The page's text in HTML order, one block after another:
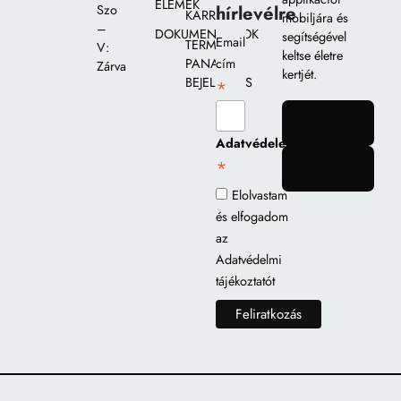
Szo
–
V:
Zárva
ELEMEK
DOKUMENTUMOK
KARRIER
TERMÉK
PANASZ
BEJELENTÉS
hírlevélre
Email
cím
*
Adatvédelem
*
Elolvastam
és elfogadom
az
Adatvédelmi
tájékoztatót
mobiljára és
segítségével
keltse életre
kertjét.